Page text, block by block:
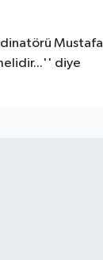
Mustafa
diye